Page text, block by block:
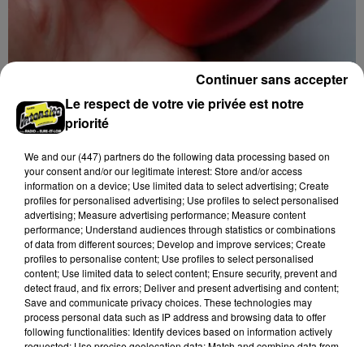
VIBRAYE (72) - DON DU SANG
Lundi 5 octobre de 15h30 à 19h00 à la salle des fêtes
de Vibraye (Sarthe) : Don du sang.
Le respect de votre vie privée est notre
priorité
We and our (447) partnersdo the following data processing based on
your consent and/or our legitimate interest: Store and/or access
information on a device; Use limited data to select advertising; Create
profiles for personalised advertising; Use profiles to select personalised
advertising; Measure advertising performance; Measure content
performance; Understand audiences through statistics or combinations
of data from different sources; Develop and improve services; Create
profiles to personalise content; Use profiles to select personalised
content; Use limited data to select content; Ensure security, prevent and
detect fraud, and fix errors; Deliver and present advertising and content;
Save and communicate privacy choices. These technologies may
process personal data such as IP address and browsing data to offer
following functionalities: Identify devices based on information actively
Continuer sans accepter